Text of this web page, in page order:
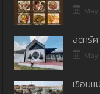
สตาร์ค
เขื่อน